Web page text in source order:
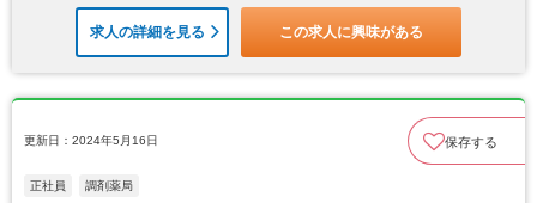
求人の詳細を見る この求人に興味がある
更新日：2024年5月16日 保存する
正社員 調剤薬局